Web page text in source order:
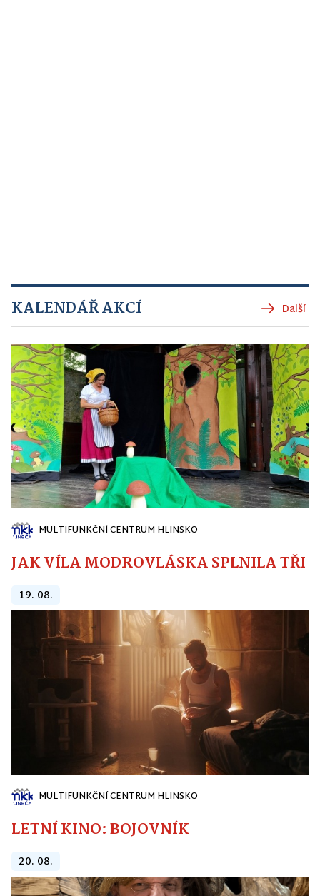
KALENDÁŘ AKCÍ Další
MULTIFUNKČNÍ CENTRUM HLINSKO
JAK VÍLA MODROVLÁSKA SPLNILA
19. 08.
MULTIFUNKČNÍ CENTRUM HLINSKO
LETNÍ KINO: BOJOVNÍK
20. 08.